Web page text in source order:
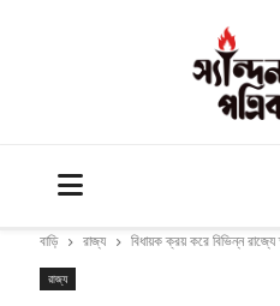
বাড়ি রাজ্য বিধায়ক ক্রয় করে বিভিন্ন
রাজ্য